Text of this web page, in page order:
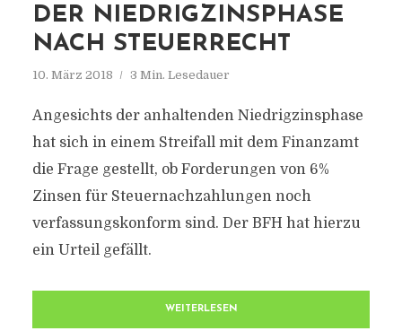
DER NIEDRIGZINSPHASE
NACH STEUERRECHT
10. März 2018 3 Min. Lesedauer
Angesichts der anhaltenden Niedrigzinsphase
hat sich in einem Streifall mit dem Finanzamt
die Frage gestellt, ob Forderungen von 6%
Zinsen für Steuernachzahlungen noch
verfassungskonform sind. Der BFH hat hierzu
ein Urteil gefällt.
WEITERLESEN